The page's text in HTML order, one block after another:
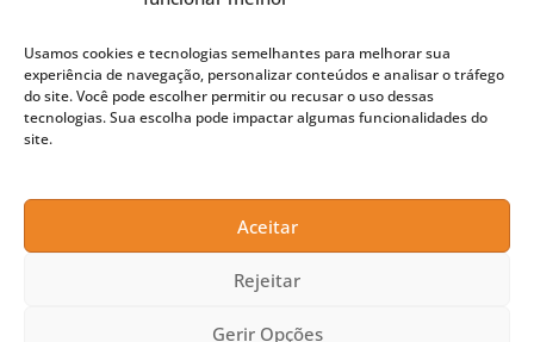
Usamos cookies e tecnologias semelhantes para melhorar sua
experiência de navegação, personalizar conteúdos e analisar o tráfego
do site. Você pode escolher permitir ou recusar o uso dessas
tecnologias. Sua escolha pode impactar algumas funcionalidades do
site.
Aceitar
Rejeitar
Gerir Opções
tesouraria, e não apenas uma moeda digital de uso
alternativo.
🚀 Buscando a próxima moeda 100x?
Confira nossas sugestões de Pre-Sales para investir
agora